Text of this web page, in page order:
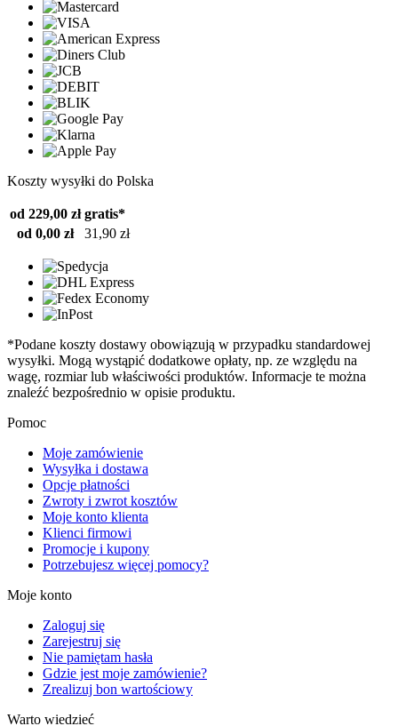
Koszty wysyłki do Polska
od 229,00 zł gratis*
od 0,00 zł
31,90 zł
*Podane koszty dostawy obowiązują w przypadku standardowej
wysyłki. Mogą wystąpić dodatkowe opłaty, np. ze względu na
wagę, rozmiar lub właściwości produktów. Informacje te można
znaleźć bezpośrednio w opisie produktu.
Pomoc
Moje zamówienie
Wysyłka i dostawa
Opcje płatności
Zwroty i zwrot kosztów
Moje konto klienta
Klienci firmowi
Promocje i kupony
Potrzebujesz więcej pomocy?
Moje konto
Zaloguj się
Zarejestruj się
Nie pamiętam hasła
Gdzie jest moje zamówienie?
Zrealizuj bon wartościowy
Warto wiedzieć